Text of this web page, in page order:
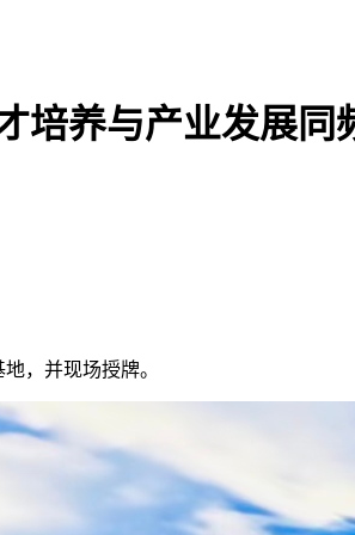
培养与产业发展同
，并现场授牌。